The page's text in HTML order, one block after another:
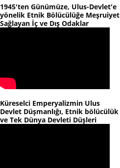
1945'ten Günümüze, Ulus-Devlet'e
yönelik Etnik Bölücülüğe Meşruiyet
Sağlayan İç ve Dış Odaklar
Küreselci Emperyalizmin Ulus
Devlet Düşmanlığı, Etnik bölücülük
ve Tek Dünya Devleti Düşleri